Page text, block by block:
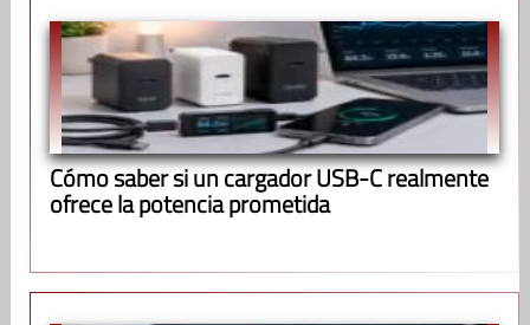
Cómo saber si un cargador USB-C realmente
ofrece la potencia prometida